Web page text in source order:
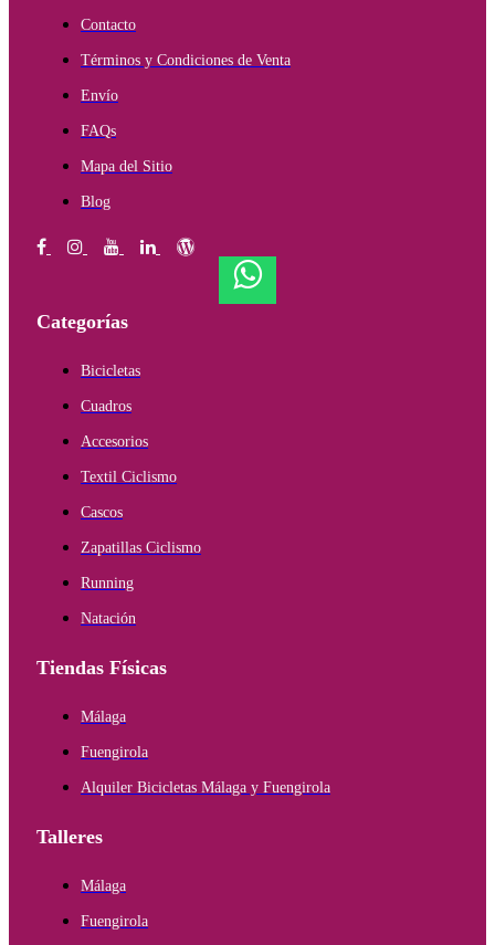
Contacto
Términos y Condiciones de Venta
Envío
FAQs
Mapa del Sitio
Blog
Categorías
Bicicletas
Cuadros
Accesorios
Textil Ciclismo
Cascos
Zapatillas Ciclismo
Running
Natación
Tiendas Físicas
Málaga
Fuengirola
Alquiler Bicicletas Málaga y Fuengirola
Talleres
Málaga
Fuengirola